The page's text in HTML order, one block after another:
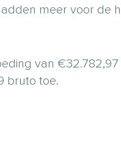
meer voor de
van €32.782,97
bruto toe.